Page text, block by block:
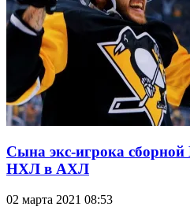
Сына экс-игрока сборной
НХЛ в АХЛ
02 марта 2021 08:53